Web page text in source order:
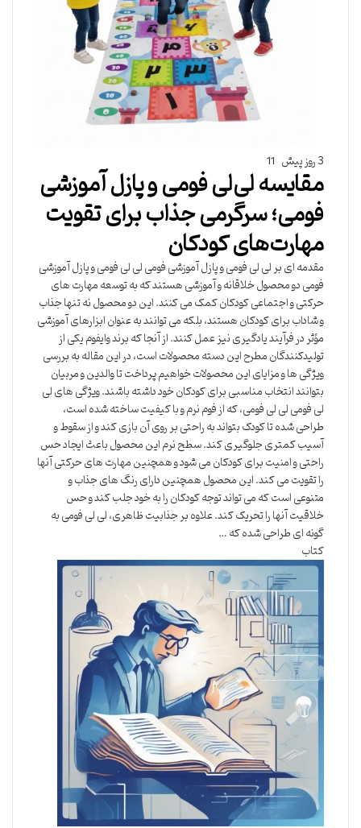
3 روز پیش 11
مقایسه لی‌لی فومی و پازل آموزشی
فومی؛ سرگرمی جذاب برای تقویت
مهارت‌های کودکان
مقدمه ای بر لی لی فومی و پازل آموزشی فومی لی لی فومی و پازل آموزشی
فومی دو محصول خلاقانه و آموزشی هستند که به توسعه مهارت های
حرکتی و اجتماعی کودکان کمک می کنند. این دو محصول نه تنها جذاب
و شاداب برای کودکان هستند، بلکه می توانند به عنوان ابزارهای آموزشی
مؤثر در فرآیند یادگیری نیز عمل کنند. از آنجا که برند وایفوم یکی از
تولیدکنندگان مطرح این دسته محصولات است، در این مقاله به بررسی
ویژگی ها و مزایای این محصولات خواهیم پرداخت تا والدین و مربیان
بتوانند انتخاب مناسبی برای کودکان خود داشته باشند. ویژگی های لی
لی فومی لی لی فومی، که از فوم نرم و با کیفیت ساخته شده است،
طراحی شده تا کودک بتواند به راحتی بر روی آن بازی کند و از سقوط و
آسیب کمتری جلوگیری کند. سطح نرم این محصول باعث ایجاد حس
راحتی و امنیت برای کودکان می شود و همچنین مهارت های حرکتی آنها
را تقویت می کند. این محصول همچنین دارای رنگ های جذاب و
متنوعی است که می تواند توجه کودکان را به خود جلب کند و حس
خلاقیت آنها را تحریک کند. علاوه بر جذابیت ظاهری، لی لی فومی به
گونه ای طراحی شده که …
کتاب